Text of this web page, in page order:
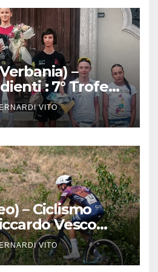
Donne Allieve
–
: 7° Trofeo
del
Cerame e
le neo
regionali FCI
VITO
– Ciclismo
Vesco
al
Gugnino (UC
VITO